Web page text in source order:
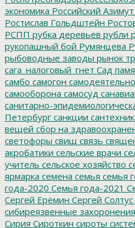
экономика Российский Азимут
Ростислав Гольдштейн
РСПП рубка деревьев рубли
рукопашный бой Румянцева
рыбоводные заводы рынок
сага_налоговый_гнет Сад
самбо самогон
самооборона самосуд
санитарно-
Петербург санкции
вещей сбор на
светофоры свищ связь
акробатики сельские врачи
учитель сельское хозяйство
ярмарка семена семья семья
года-2020 Семья года-2021
Сергей Ерёмин Сергей Солтус
сибиреязвенные захоронения
Сирия Сироткин сироты